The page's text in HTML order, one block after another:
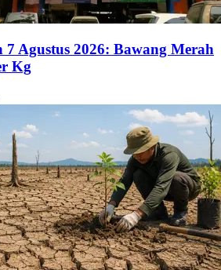
7 Agustus 2026: Bawang Merah
Kg